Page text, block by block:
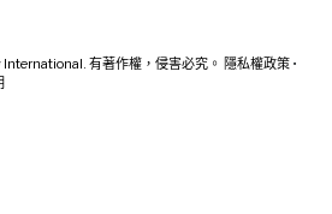
有著作權，侵害必究。 隱私權政策 •